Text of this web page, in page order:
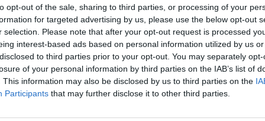
opt-out of the sale, sharing to third parties, or processing of your
for targeted advertising by us, please use the below opt-out
selection. Please note that after your opt-out request is processed
interest-based ads based on personal information utilized by us
to third parties prior to your opt-out. You may separately
of your personal information by third parties on the IAB’s list of
This information may also be disclosed by us to third parties on the
Participants that may further disclose it to other third parties.
nami
2024 mogli świętować reprezentanci Eternal Fire.
ale nawet nie stracił mapy! Zamiast tego trzykrotnie
triumf nad Cloud9. Zwieńczeniem wszystkiego
szansę, ale i jej nie wykorzystali. Przy drugim podejściu